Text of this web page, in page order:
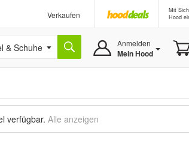
Verkaufen
Mit
Hood
& Schuhe Anmelden
Mein Hood
verfügbar. Alle anzeigen